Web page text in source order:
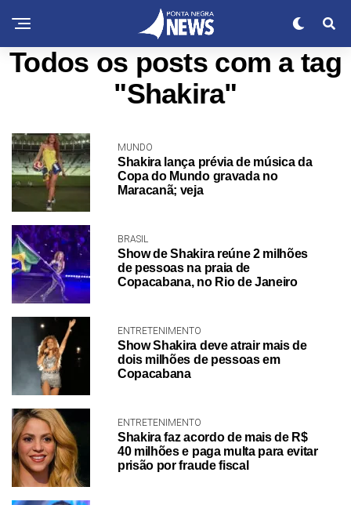
Todos os posts com a tag
"Shakira"
MUNDO
Shakira lança prévia de música da
Copa do Mundo gravada no
Maracanã; veja
BRASIL
Show de Shakira reúne 2 milhões
de pessoas na praia de
Copacabana, no Rio de Janeiro
ENTRETENIMENTO
Show Shakira deve atrair mais de
dois milhões de pessoas em
Copacabana
ENTRETENIMENTO
Shakira faz acordo de mais de R$
40 milhões e paga multa para evitar
prisão por fraude fiscal